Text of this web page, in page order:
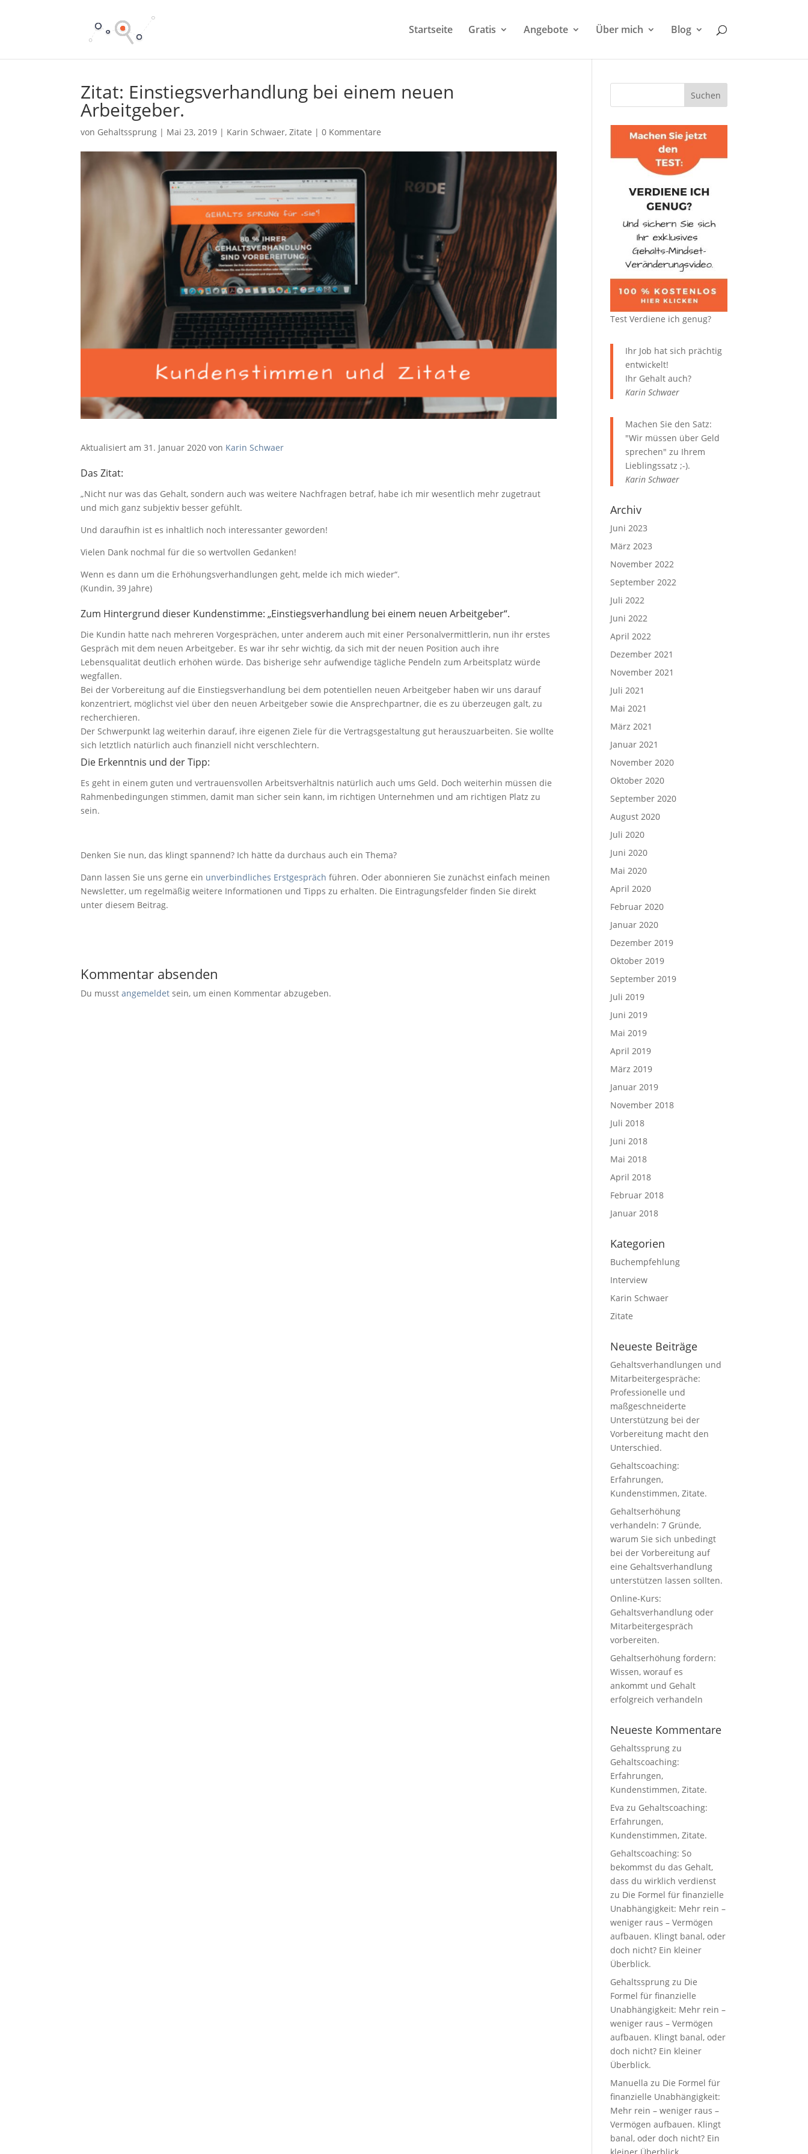
Startseite Gratis Angebote Über mich Blog
Zitat: Einstiegsverhandlung bei einem neuen
Arbeitgeber.
von Gehaltssprung | Mai 23, 2019 | Karin Schwaer,Zitate |0 Kommentare
Aktualisiert am 31. Januar 2020 von Karin Schwaer
Das Zitat:
„Nicht nur was das Gehalt, sondern auch was weitere Nachfragen betraf, habe ich mir wesentlich mehr zugetraut
und mich ganz subjektiv besser gefühlt.
Und daraufhin ist es inhaltlich noch interessanter geworden!
Vielen Dank nochmal für die so wertvollen Gedanken!
Wenn es dann um die Erhöhungsverhandlungen geht, melde ich mich wieder“.
(Kundin, 39 Jahre)
Zum Hintergrund dieser Kundenstimme: „Einstiegsverhandlung bei einem neuen Arbeitgeber“.
Die Kundin hatte nach mehreren Vorgesprächen, unter anderem auch mit einer Personalvermittlerin, nun ihr erstes
Gespräch mit dem neuen Arbeitgeber. Es war ihr sehr wichtig, da sich mit der neuen Position auch ihre
Lebensqualität deutlich erhöhen würde. Das bisherige sehr aufwendige tägliche Pendeln zum Arbeitsplatz würde
wegfallen.
Bei der Vorbereitung auf die Einstiegsverhandlung bei dem potentiellen neuen Arbeitgeber haben wir uns darauf
konzentriert, möglichst viel über den neuen Arbeitgeber sowie die Ansprechpartner, die es zu überzeugen galt, zu
recherchieren.
Der Schwerpunkt lag weiterhin darauf, ihre eigenen Ziele für die Vertragsgestaltung gut herauszuarbeiten. Sie wollte
sich letztlich natürlich auch finanziell nicht verschlechtern.
Die Erkenntnis und der Tipp:
Es geht in einem guten und vertrauensvollen Arbeitsverhältnis natürlich auch ums Geld. Doch weiterhin müssen die
Rahmenbedingungen stimmen, damit man sicher sein kann, im richtigen Unternehmen und am richtigen Platz zu
sein.
Denken Sie nun, das klingt spannend? Ich hätte da durchaus auch ein Thema?
Dann lassen Sie uns gerne ein unverbindliches Erstgespräch führen. Oder abonnieren Sie zunächst einfach meinen
Newsletter, um regelmäßig weitere Informationen und Tipps zu erhalten. Die Eintragungsfelder finden Sie direkt
unter diesem Beitrag.
Kommentar absenden
Du musstangemeldet sein, um einen Kommentar abzugeben.
Test Verdiene ich genug?
Ihr Job hat sich prächtig
entwickelt!
Ihr Gehalt auch?
Karin Schwaer
Machen Sie den Satz:
"Wir müssen über Geld
sprechen" zu Ihrem
Lieblingssatz ;-).
Karin Schwaer
Archiv
Juni 2023
März 2023
November 2022
September 2022
Juli 2022
Juni 2022
April 2022
Dezember 2021
November 2021
Juli 2021
Mai 2021
März 2021
Januar 2021
November 2020
Oktober 2020
September 2020
August 2020
Juli 2020
Juni 2020
Mai 2020
April 2020
Februar 2020
Januar 2020
Dezember 2019
Oktober 2019
September 2019
Juli 2019
Juni 2019
Mai 2019
April 2019
März 2019
Januar 2019
November 2018
Juli 2018
Juni 2018
Mai 2018
April 2018
Februar 2018
Januar 2018
Kategorien
Buchempfehlung
Interview
Karin Schwaer
Zitate
Neueste Beiträge
Gehaltsverhandlungen und
Mitarbeitergespräche:
Professionelle und
maßgeschneiderte
Unterstützung bei der
Vorbereitung macht den
Unterschied.
Gehaltscoaching:
Erfahrungen,
Kundenstimmen, Zitate.
Gehaltserhöhung
verhandeln: 7 Gründe,
warum Sie sich unbedingt
bei der Vorbereitung auf
eine Gehaltsverhandlung
unterstützen lassen sollten.
Online-Kurs:
Gehaltsverhandlung oder
Mitarbeitergespräch
vorbereiten.
Gehaltserhöhung fordern:
Wissen, worauf es
ankommt und Gehalt
erfolgreich verhandeln
Neueste Kommentare
Gehaltssprung zu
Gehaltscoaching:
Erfahrungen,
Kundenstimmen, Zitate.
Eva zu Gehaltscoaching:
Erfahrungen,
Kundenstimmen, Zitate.
Gehaltscoaching: So
bekommst du das Gehalt,
dass du wirklich verdienst
zu Die Formel für finanzielle
Unabhängigkeit: Mehr rein –
weniger raus – Vermögen
aufbauen. Klingt banal, oder
doch nicht? Ein kleiner
Überblick.
Gehaltssprung zu Die
Formel für finanzielle
Unabhängigkeit: Mehr rein –
weniger raus – Vermögen
aufbauen. Klingt banal, oder
doch nicht? Ein kleiner
Überblick.
Manuella zu Die Formel für
finanzielle Unabhängigkeit:
Mehr rein – weniger raus –
Vermögen aufbauen. Klingt
banal, oder doch nicht? Ein